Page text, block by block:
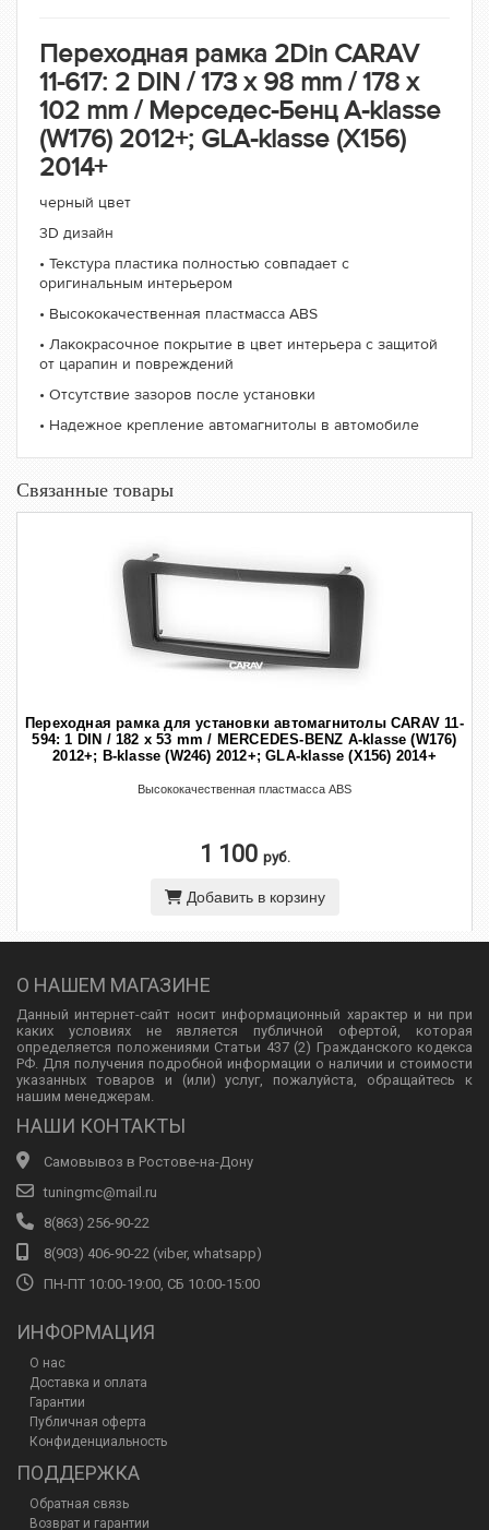
Переходная рамка 2Din CARAV
11-617: 2 DIN / 173 x 98 mm / 178 x
102 mm / Мерседес-Бенц A-klasse
(W176) 2012+; GLA-klasse (X156)
2014+
черный цвет
3D дизайн
• Текстура пластика полностью совпадает с
оригинальным интерьером
• Высококачественная пластмасса ABS
• Лакокрасочное покрытие в цвет интерьера c защитой
от царапин и повреждений
• Отсутствие зазоров после установки
• Надежное крепление автомагнитолы в автомобиле
Связанные товары
Переходная рамка для установки автомагнитолы CARAV 11-
594: 1 DIN / 182 x 53 mm / MERCEDES-BENZ A-klasse (W176)
2012+; B-klasse (W246) 2012+; GLA-klasse (X156) 2014+
Высококачественная пластмасса ABS
1 100 руб.
Добавить в корзину
О НАШЕМ МАГАЗИНЕ
Данный интернет-сайт носит информационный характер и ни при
каких условиях не является публичной офертой, которая
определяется положениями Статьи 437 (2) Гражданского кодекса
РФ. Для получения подробной информации о наличии и стоимости
указанных товаров и (или) услуг, пожалуйста, обращайтесь к
нашим менеджерам.
НАШИ КОНТАКТЫ
Самовывоз в Ростове-на-Дону
tuningmc@mail.ru
8(863) 256-90-22
8(903) 406-90-22 (viber, whatsapp)
ПН-ПТ 10:00-19:00, СБ 10:00-15:00
ИНФОРМАЦИЯ
О нас
Доставка и оплата
Гарантии
Публичная оферта
Конфиденциальность
ПОДДЕРЖКА
Обратная связь
Возврат и гарантии